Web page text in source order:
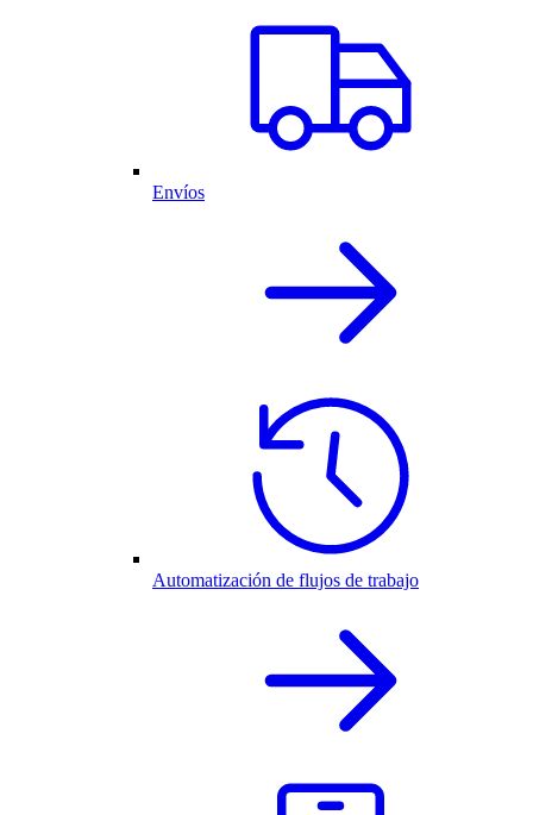
Envíos
Automatización de flujos de trabajo